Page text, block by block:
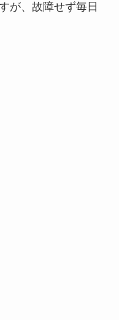
が、故障せず毎日